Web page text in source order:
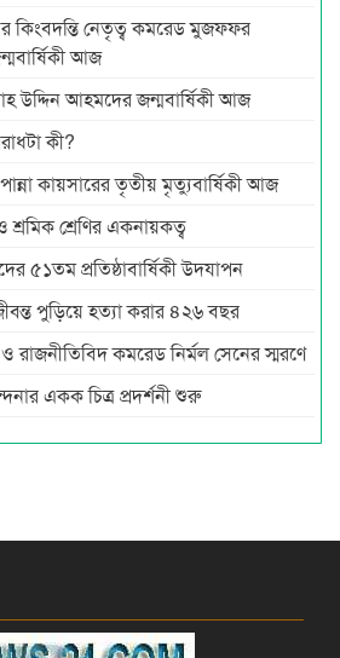
কিংবদন্তি নেতৃত্ব কমরেড মুজফ্ফর
আজ
উদ্দিন আহমদের জন্মবার্ষিকী আজ
কী?
কায়সারের তৃতীয় মৃত্যুবার্ষিকী আজ
শ্রমিক শ্রেণির একনায়কত্ব‌
৫১তম প্রতিষ্ঠাবার্ষিকী উদযাপন
পুড়িয়ে হত্যা করার ৪২৬ বছর
রাজনীতিবিদ কমরেড নির্মল সেনের স্মরণে
একক চিত্র প্রদর্শনী শুরু